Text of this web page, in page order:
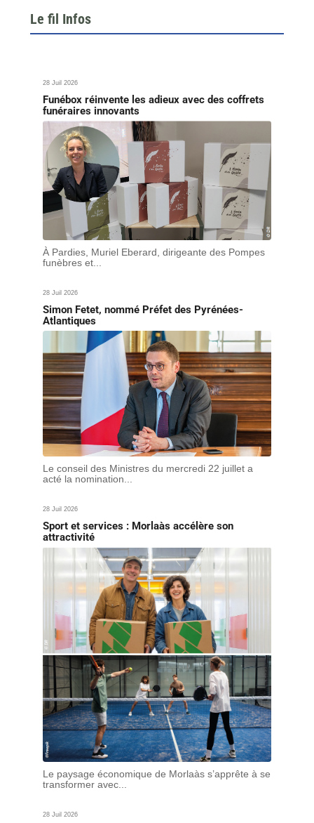
Le fil Infos
28 Juil 2026
Funébox réinvente les adieux avec des coffrets
funéraires innovants
À Pardies, Muriel Eberard, dirigeante des Pompes
funèbres et...
28 Juil 2026
Simon Fetet, nommé Préfet des Pyrénées-
Atlantiques
Le conseil des Ministres du mercredi 22 juillet a
acté la nomination...
28 Juil 2026
Sport et services : Morlaàs accélère son
attractivité
Le paysage économique de Morlaàs s’apprête à se
transformer avec...
28 Juil 2026